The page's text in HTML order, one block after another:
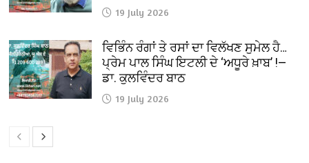
19 July 2026
ਵਿਭਿੰਨ ਰੰਗਾਂ ਤੇ ਰਸਾਂ ਦਾ ਵਿਲੱਖਣ ਸੁਮੇਲ ਹੈ…
ਪ੍ਰੇਮ ਪਾਲ ਸਿੰਘ ਇਟਲੀ ਦੇ ‘ਅਧੂਰੇ ਖ਼ਾਬ’ !—
ਡਾ. ਕੁਲਵਿੰਦਰ ਬਾਠ
19 July 2026